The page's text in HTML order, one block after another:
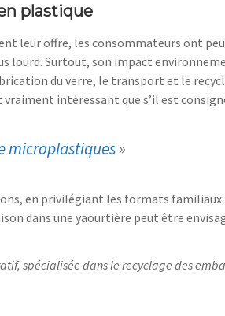
plastique
leur offre, les consommateurs ont peu
lourd. Surtout,son impact
du verre, le transport et le
vraiment intéressant que s’il est
microplastiques»
en privilégiant les formats familiaux
dans une yaourtière peut être
spécialisée dans le recyclage des